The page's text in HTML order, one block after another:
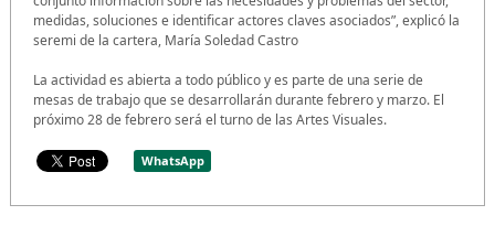
medidas, soluciones e identificar actores claves asociados”, explicó la
seremi de la cartera, María Soledad Castro
La actividad es abierta a todo público y es parte de una serie de
mesas de trabajo que se desarrollarán durante febrero y marzo. El
próximo 28 de febrero será el turno de las Artes Visuales.
WhatsApp